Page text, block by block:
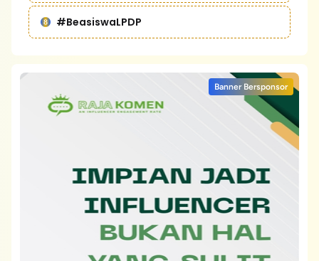
#BeasiswaLPDP
Banner Bersponsor